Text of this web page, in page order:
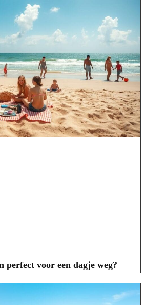
perfect voor een dagje weg?